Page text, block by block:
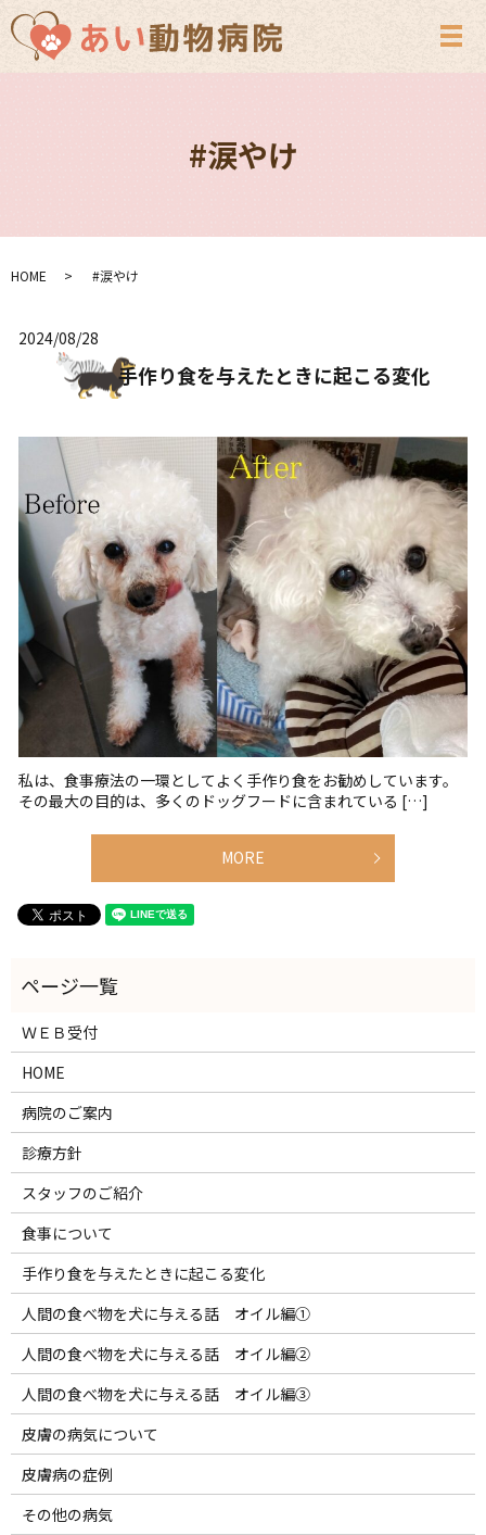
メ
#涙やけ
HOME #涙やけ
2024/08/28
手作り食を与えたときに起こる変化
私は、食事療法の一環としてよく手作り食をお勧めしています。
その最大の目的は、多くのドッグフードに含まれている […]
MORE
ＷＥＢ受付
HOME
病院のご案内
診療方針
スタッフのご紹介
食事について
手作り食を与えたときに起こる変化
人間の食べ物を犬に与える話 オイル編①
人間の食べ物を犬に与える話 オイル編②
人間の食べ物を犬に与える話 オイル編③
皮膚の病気について
皮膚病の症例
その他の病気